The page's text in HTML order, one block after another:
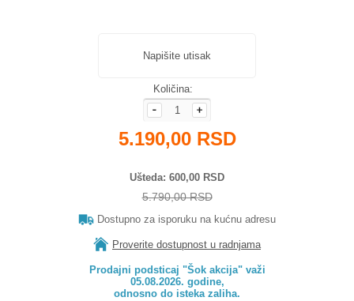
Napišite utisak
Količina:
5.190,00 RSD
Ušteda 600,00 RSD
5.790,00 RSD
Dostupno za isporuku na kućnu adresu
Proverite dostupnost u radnjama
Prodajni podsticaj "Šok akcija" važi
05.08.2026. godine,
odnosno do isteka zaliha.